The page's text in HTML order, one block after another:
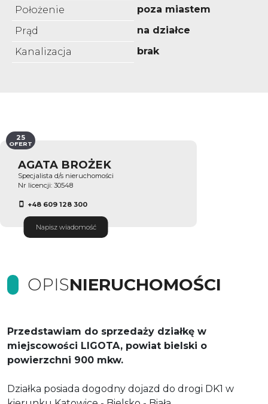
Położenie
poza miastem
Prąd
na działce
Kanalizacja
brak
AGATA BROŻEK
Specjalista d/s nieruchomości
Nr licencji: 30548
+48 609 128 300
Napisz wiadomość
25
OFERT
OPISNIERUCHOMOŚCI
Przedstawiam do sprzedaży działkę w
miejscowości LIGOTA, powiat bielski o
powierzchni 900 mkw.
Działka posiada dogodny dojazd do drogi DK1 w